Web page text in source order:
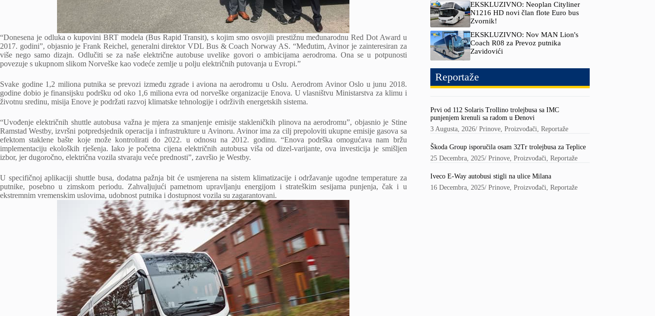
“Donesena je odluka o kupovini BRT modela (Bus Rapid Transit), s kojim smo osvojili prestižnu međunarodnu Red Dot Award u
2017. godini”, objasnio je Frank Reichel, generalni direktor VDL Bus & Coach Norway AS. “Međutim, Avinor je zainteresiran za
više nego samo dizajn. Odlučiti se za naše električne autobuse uvelike govori o ambicijama aerodroma. Ona se u potpunosti
povezuje s ukupnom slikom Norveške kao vodeće zemlje u polju električnih putovanja u Evropi.”
Svake godine 1,2 miliona putnika se prevozi između zgrade i aviona na aerodromu u Oslu. Aerodrom Avinor Oslo u junu 2018.
godine dobio je finansijsku podršku od oko 1,6 miliona evra od norveške organizacije Enova. U vlasništvu Ministarstva za klimu i
životnu sredinu, misija Enove je podržati razvoj klimatske tehnologije i održivih energetskih sistema.
“Uvođenje električnih shuttle autobusa važna je mjera za smanjenje emisije stakleničkih plinova na aerodromu”, objasnio je Stine
Ramstad Westby, izvršni potpredsjednik operacija i infrastrukture u Avinoru. Avinor ima za cilj prepoloviti ukupne emisije gasova sa
efektom staklene bašte koje može kontrolirati do 2022. u odnosu na 2012. godinu. “Enova podrška omogućava nam bržu
implementaciju ekoloških rješenja. Iako je početna cijena električnih autobusa viša od dizel-varijante, ova investicija je smišljen
izbor, jer dugoročno, električna vozila stvaraju veće prednosti”, završio je Westby.
U specifičnoj aplikaciji shuttle busa, dodatna pažnja bit će usmjerena na sistem klimatizacije i održavanje ugodne temperature za
putnike, posebno u zimskom periodu. Zahvaljujući pametnom upravljanju energijom i strateškim sesijama punjenja, čak i u
ekstremnim vremenskim uslovima, udobnost putnika i dostupnost vozila su zagarantovani.
EKSKLUZIVNO: Neoplan Cityliner
N1216 HD novi član flote Euro bus
Zvornik!
EKSKLUZIVNO: Nov MAN Lion's
Coach R08 za Prevoz putnika
Zavidovići
Reportaže
Prvi od 112 Solaris Trollino trolejbusa sa IMC
punjenjem krenuli sa radom u Đenovi
3 Augusta, 2026/Prinove,Proizvođači,Reportaže
Škoda Group isporučila osam 32Tr trolejbusa za Teplice
25 Decembra, 2025/Prinove,Proizvođači,Reportaže
Iveco E-Way autobusi stigli na ulice Milana
16 Decembra, 2025/Prinove,Proizvođači,Reportaže